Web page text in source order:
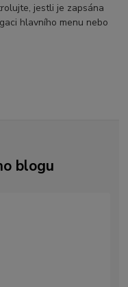
jestli je zapsána
hlavního menu nebo
blogu